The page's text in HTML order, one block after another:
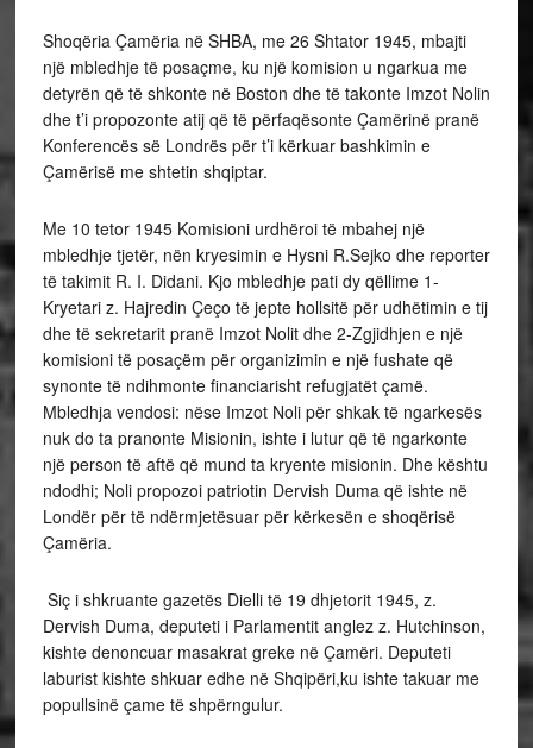
Shoqëria Çamëria në SHBA, me 26 Shtator 1945, mbajti
një mbledhje të posaçme, ku një komision u ngarkua me
detyrën që të shkonte në Boston dhe të takonte Imzot Nolin
dhe t’i propozonte atij që të përfaqësonte Çamërinë pranë
Konferencës së Londrës për t’i kërkuar bashkimin e
Çamërisë me shtetin shqiptar.
Me 10 tetor 1945 Komisioni urdhëroi të mbahej një
mbledhje tjetër, nën kryesimin e Hysni R.Sejko dhe reporter
të takimit R. I. Didani. Kjo mbledhje pati dy qëllime 1-
Kryetari z. Hajredin Çeço të jepte hollsitë për udhëtimin e tij
dhe të sekretarit pranë Imzot Nolit dhe 2-Zgjidhjen e një
komisioni të posaçëm për organizimin e një fushate që
synonte të ndihmonte financiarisht refugjatët çamë.
Mbledhja vendosi: nëse Imzot Noli për shkak të ngarkesës
nuk do ta pranonte Misionin, ishte i lutur që të ngarkonte
një person të aftë që mund ta kryente misionin. Dhe kështu
ndodhi; Noli propozoi patriotin Dervish Duma që ishte në
Londër për të ndërmjetësuar për kërkesën e shoqërisë
Çamëria.
Siç i shkruante gazetës Dielli të 19 dhjetorit 1945, z.
Dervish Duma, deputeti i Parlamentit anglez z. Hutchinson,
kishte denoncuar masakrat greke në Çamëri. Deputeti
laburist kishte shkuar edhe në Shqipëri,ku ishte takuar me
popullsinë çame të shpërngulur.